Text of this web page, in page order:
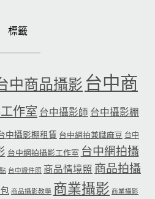
標籤
中商品攝影 台中商
作室 台中攝影師 台中攝影棚
中攝影棚租賃 台中網拍兼職麻豆 台中
台中網拍攝影工作室 台中網拍攝
台中證件照 商品情境照 商品拍攝
商品攝影教學 商業攝影 商業攝影